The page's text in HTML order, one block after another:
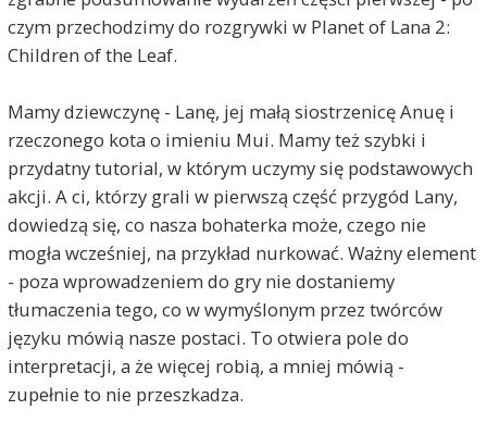
czym przechodzimy do rozgrywki w Planet of Lana 2:
Children of the Leaf.
Mamy dziewczynę - Lanę, jej małą siostrzenicę Anuę i
rzeczonego kota o imieniu Mui. Mamy też szybki i
przydatny tutorial, w którym uczymy się podstawowych
akcji. A ci, którzy grali w pierwszą część przygód Lany,
dowiedzą się, co nasza bohaterka może, czego nie
mogła wcześniej, na przykład nurkować. Ważny element
- poza wprowadzeniem do gry nie dostaniemy
tłumaczenia tego, co w wymyślonym przez twórców
języku mówią nasze postaci. To otwiera pole do
interpretacji, a że więcej robią, a mniej mówią -
zupełnie to nie przeszkadza.